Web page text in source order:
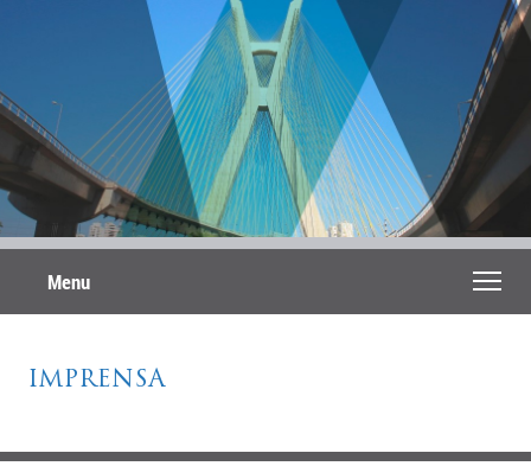
Menu
IMPRENSA